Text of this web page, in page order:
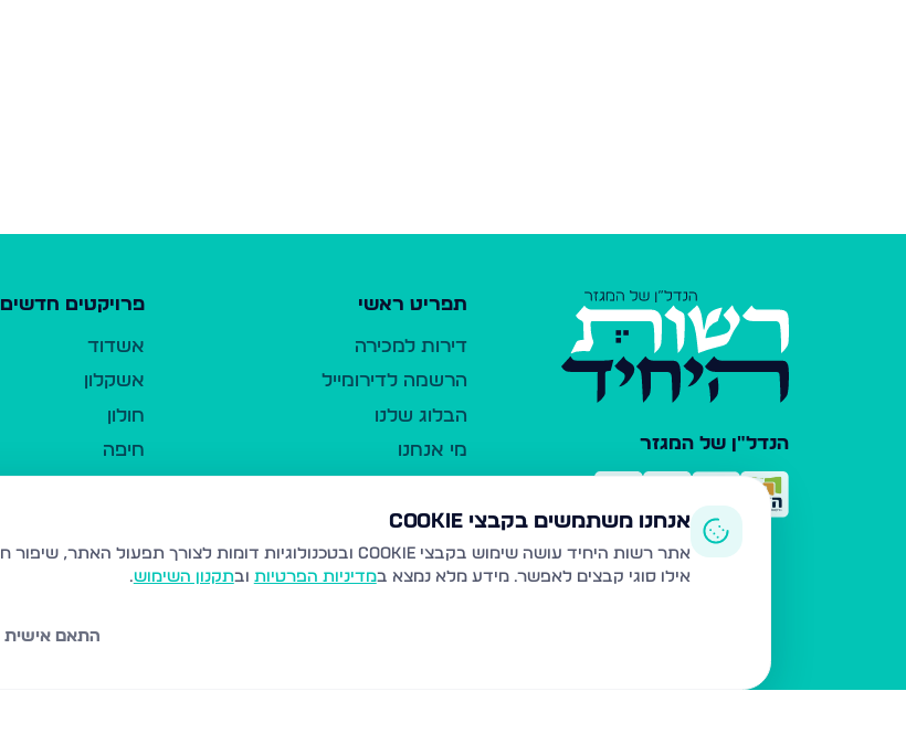
הנדל"ן של המגזר
תפריט ראשי
דירות למכירה
הרשמה לדירומייל
הבלוג שלנו
מי אנחנו
כלי עזר
פרסום ברשות היחיד
משרדי תיווך
פרויקטים חדשים
אשדוד
אשקלון
חולון
חיפה
נהריה
עמנואל
אנחנו משתמשים בקבצי Cookie
אתר רשות היחיד עושה שימוש בקבצי Cookie ובטכנולוגיות דומות לצורך תפעול האתר, שיפור חוויית המשתמש, ניתוח שימוש ושיווק מותאם.
אילו סוגי קבצים לאפשר. מידע מלא נמצא במדיניות הפרטיות ובתקנון השימוש.
התאם אישית